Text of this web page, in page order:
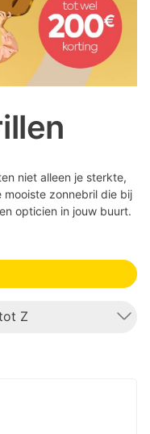
niet alleen je sterkte,
mooiste zonnebril die bij
opticien in jouw buurt.
Z